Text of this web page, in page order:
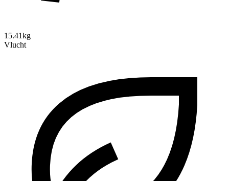
15.41kg
Vlucht